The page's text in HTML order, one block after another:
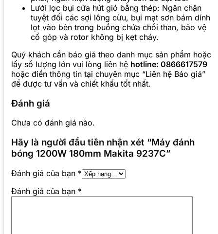
Lưới lọc bụi cửa hút gió bằng thép: Ngăn chặn
tuyệt đối các sợi lông cừu, bụi mạt sơn bám dính
lọt vào bên trong buồng chứa chổi than, bảo vệ
cổ góp và rotor không bị kẹt cháy.
Quý khách cần báo giá theo danh mục sản phẩm hoặc
lấy số lượng lớn vui lòng liên hệ hotline: 0866617579
hoặc điền thông tin tại chuyên mục “Liên hệ Báo giá”
để được tư vấn và chiết khấu tốt nhất.
Đánh giá
Chưa có đánh giá nào.
Hãy là người đầu tiên nhận xét “Máy đánh
bóng 1200W 180mm Makita 9237C”
Đánh giá của bạn *
Đánh giá của bạn *